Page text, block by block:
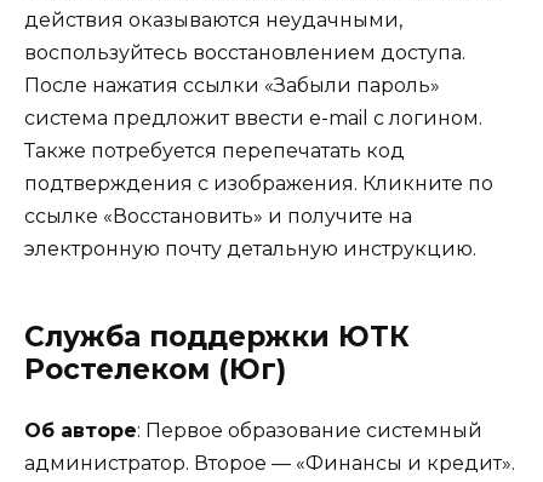
действия оказываются неудачными,
воспользуйтесь восстановлением доступа.
После нажатия ссылки «Забыли пароль»
система предложит ввести e-mail с логином.
Также потребуется перепечатать код
подтверждения с изображения. Кликните по
ссылке «Восстановить» и получите на
электронную почту детальную инструкцию.
Служба поддержки ЮТК
Ростелеком (Юг)
Об авторе: Первое образование системный
администратор. Второе — «Финансы и кредит».